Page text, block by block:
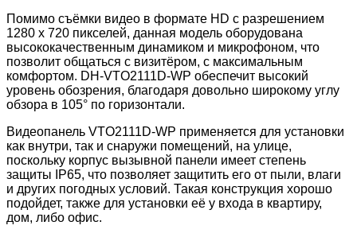
Помимо съёмки видео в формате HD с разрешением
1280 х 720 пикселей, данная модель оборудована
высококачественным динамиком и микрофоном, что
позволит общаться с визитёром, с максимальным
комфортом. DH-VTO2111D-WP обеспечит высокий
уровень обозрения, благодаря довольно широкому углу
обзора в 105° по горизонтали.
Видеопанель VTO2111D-WP применяется для установки
как внутри, так и снаружи помещений, на улице,
поскольку корпус вызывной панели имеет степень
защиты IP65, что позволяет защитить его от пыли, влаги
и других погодных условий. Такая конструкция хорошо
подойдет, также для установки её у входа в квартиру,
дом, либо офис.